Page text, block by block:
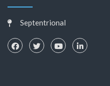
Septentrional